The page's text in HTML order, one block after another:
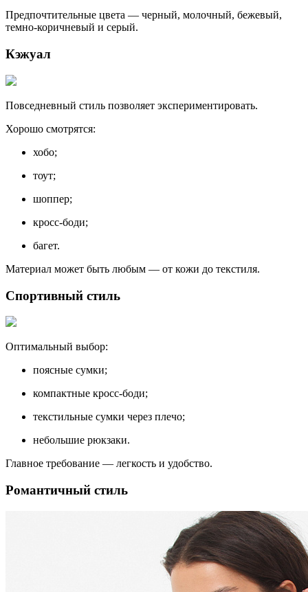
Предпочтительные цвета — черный, молочный, бежевый,
темно-коричневый и серый.
Кэжуал
Повседневный стиль позволяет экспериментировать.
Хорошо смотрятся:
хобо;
тоут;
шоппер;
кросс-боди;
багет.
Материал может быть любым — от кожи до текстиля.
Спортивный стиль
Оптимальный выбор:
поясные сумки;
компактные кросс-боди;
текстильные сумки через плечо;
небольшие рюкзаки.
Главное требование — легкость и удобство.
Романтичный стиль